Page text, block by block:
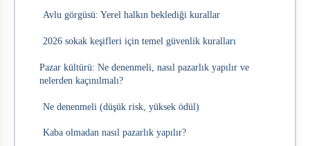
Avlu görgüsü: Yerel halkın beklediği kurallar
2026 sokak keşifleri için temel güvenlik kuralları
Pazar kültürü: Ne denenmeli, nasıl pazarlık yapılır ve
nelerden kaçınılmalı?
Ne denenmeli (düşük risk, yüksek ödül)
Kaba olmadan nasıl pazarlık yapılır?